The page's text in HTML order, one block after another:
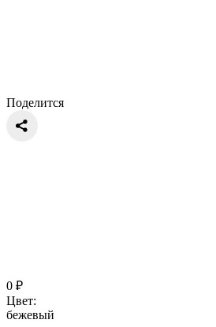
Поделится
0 ₽
Цвет:
бежевый